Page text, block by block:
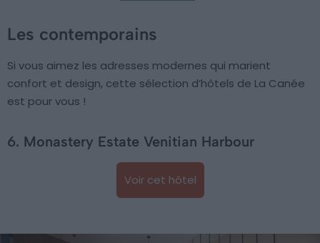
Les contemporains
Si vous aimez les adresses modernes qui marient
confort et design, cette sélection d’hôtels de La Canée
est pour vous !
6. Monastery Estate Venitian Harbour
Voir cet hôtel